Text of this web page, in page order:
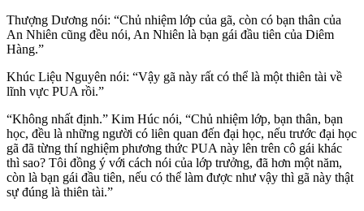
Thượng Dương nói: “Chủ nhiệm lớp của gã, còn có bạn thân của
An Nhiên cũng đều nói, An Nhiên là bạn gái đầu tiên của Diêm
Hàng.”
Khúc Liệu Nguyên nói: “Vậy gã này rất có thể là một thiên tài về
lĩnh vực PUA rồi.”
“Không nhất định.” Kim Húc nói, “Chủ nhiệm lớp, bạn thân, bạn
học, đều là những người có liên quan đến đại học, nếu trước đại học
gã đã từng thí nghiệm phương thức PUA này lên trên cô gái khác
thì sao? Tôi đồng ý với cách nói của lớp trưởng, đã hơn một năm,
còn là bạn gái đầu tiên, nếu có thể làm được như vậy thì gã này thật
sự đúng là thiên tài.”